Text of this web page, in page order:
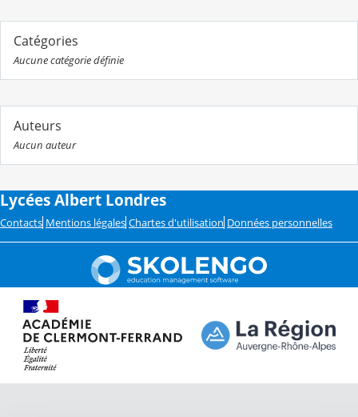
Catégories
Aucune catégorie définie
Auteurs
Aucun auteur
Lycées Albert Londres
Contacts Mentions légales Chartes d'utilisation Données personnelles